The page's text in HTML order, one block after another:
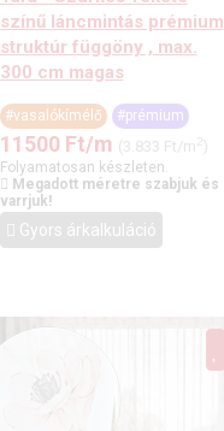
színű láncmintás prémium
struktúr függöny , max.
300 cm magas
#vasalókímélő #prémium
11500 Ft/m (3.833 Ft/m2 )
Folyamatosan készleten.
Megadott méretre szabjuk és
varrjuk!
Gyors árkalkuláció